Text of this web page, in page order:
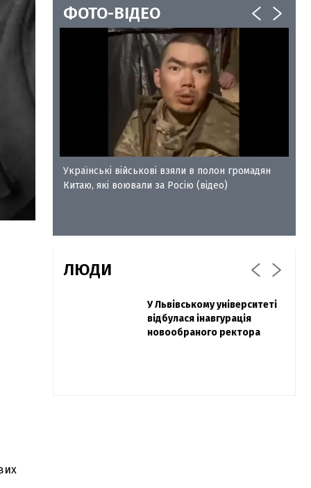
ФОТО-ВІДЕО
35
Українські військові взяли в полон громадян
Китаю, які воювали за Росію (відео)
ЛЮДИ
Павло Дак
«Час не лікує, лише
притуплює біль»: сестра
Захисник "Азовсталі" Діанов
вдруге одружився та
показав фото з весілля
У Львівському університеті
відбулася інавгурація
новообраного ректора